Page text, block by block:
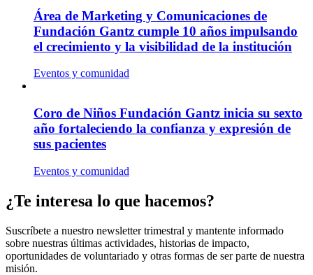
Área de Marketing y Comunicaciones de
Fundación Gantz cumple 10 años impulsando
el crecimiento y la visibilidad de la institución
Eventos y comunidad
Coro de Niños Fundación Gantz inicia su sexto
año fortaleciendo la confianza y expresión de
sus pacientes
Eventos y comunidad
¿Te interesa lo que hacemos?
Suscríbete a nuestro newsletter trimestral y mantente informado
sobre nuestras últimas actividades, historias de impacto,
oportunidades de voluntariado y otras formas de ser parte de nuestra
misión.